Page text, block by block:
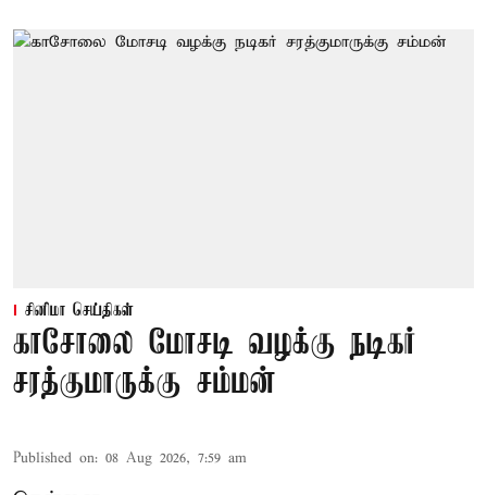
சினிமா செய்திகள்
காசோலை மோசடி வழக்கு நடிகர்
சரத்குமாருக்கு சம்மன்
Published on: 08 Aug 2026, 7:59 am